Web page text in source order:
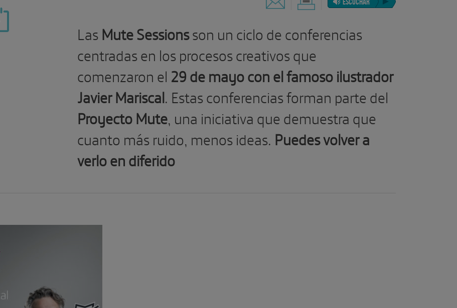
LasMute Sessionsson un ciclo de conferencias
centradas en los procesos creativos que
comenzaron el 29 de mayo con el famoso ilustrador
Javier Mariscal. Estas conferencias forman parte del
Proyecto Mute, una iniciativa que demuestra que
cuanto más ruido, menos ideas. Puedes volver a
verlo en diferido